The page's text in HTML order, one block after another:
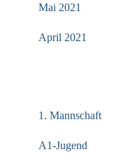
Mai 2021
April 2021
1. Mannschaft
A1-Jugend